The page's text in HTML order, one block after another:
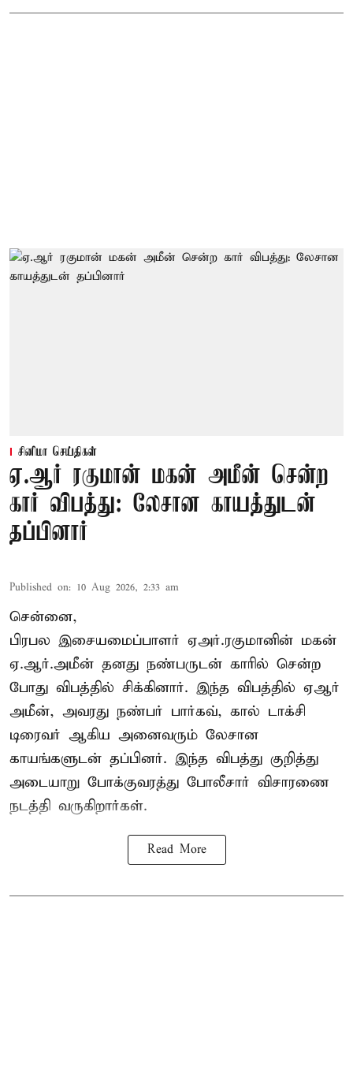
சினிமா செய்திகள்
ஏ.ஆர் ரகுமான் மகன் அமீன் சென்ற
கார் விபத்து: லேசான காயத்துடன்
தப்பினார்
Published on: 10 Aug 2026, 2:33 am
சென்னை,
பிரபல இசையமைப்பாளர் ஏஅர்.ரகுமானின் மகன்
ஏ.ஆர்.அமீன் தனது நண்பருடன் காரில் சென்ற
போது விபத்தில் சிக்கினார். இந்த விபத்தில் ஏஆர்
அமீன், அவரது நண்பர் பார்கவ், கால் டாக்சி
டிரைவர் ஆகிய அனைவரும் லேசான
காயங்களுடன் தப்பினர். இந்த விபத்து குறித்து
அடையாறு போக்குவரத்து போலீசார் விசாரணை
நடத்தி வருகிறார்கள்.
Read More